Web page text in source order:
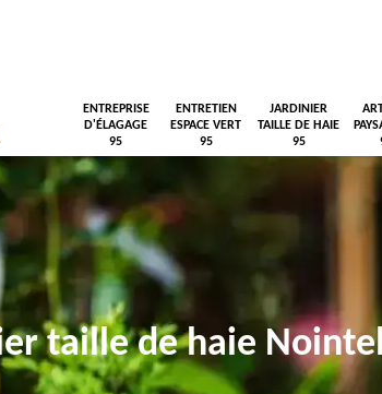
ENTREPRISE
D'ÉLAGAGE
95
ENTRETIEN
ESPACE VERT
95
JARDINIER
TAILLE DE HAIE
95
taille de haie Nointel